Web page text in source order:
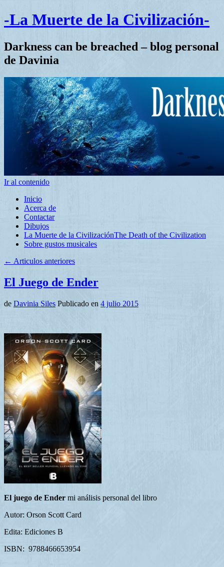
-La Muerte de la Civilización-
Darkness can be breached – blog personal
de Davinia
Ir al contenido
Inicio
Acerca de
Contactar
Dibujos
La Muerte de la CivilizaciónThe Death of the Civilization
Sobre gustos musicales
← Articulos anteriores
El Juego de Ender
de Davinia Siles Publicado en 4 julio 2015
El juego de Ender mi análisis personal del libro
Autor: Orson Scott Card
Edita: Ediciones B
ISBN: 9788466653954